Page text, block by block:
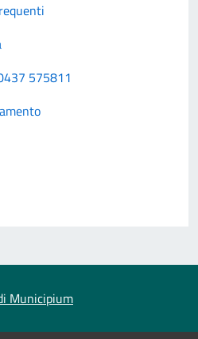
575811
Municipium